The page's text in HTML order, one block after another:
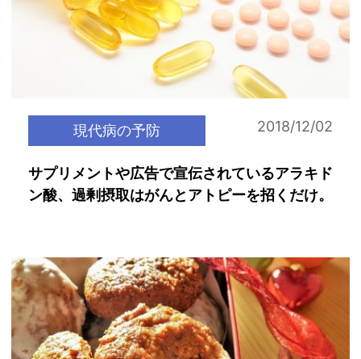
現代病の予防 2018/12/02
サプリメントや広告で宣伝されているアラキド
ン酸、過剰摂取はがんとアトピーを招くだけ。